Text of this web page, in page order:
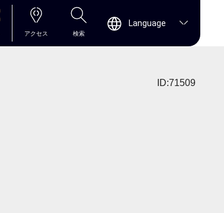
アクセス 検索
Language
ID:71509